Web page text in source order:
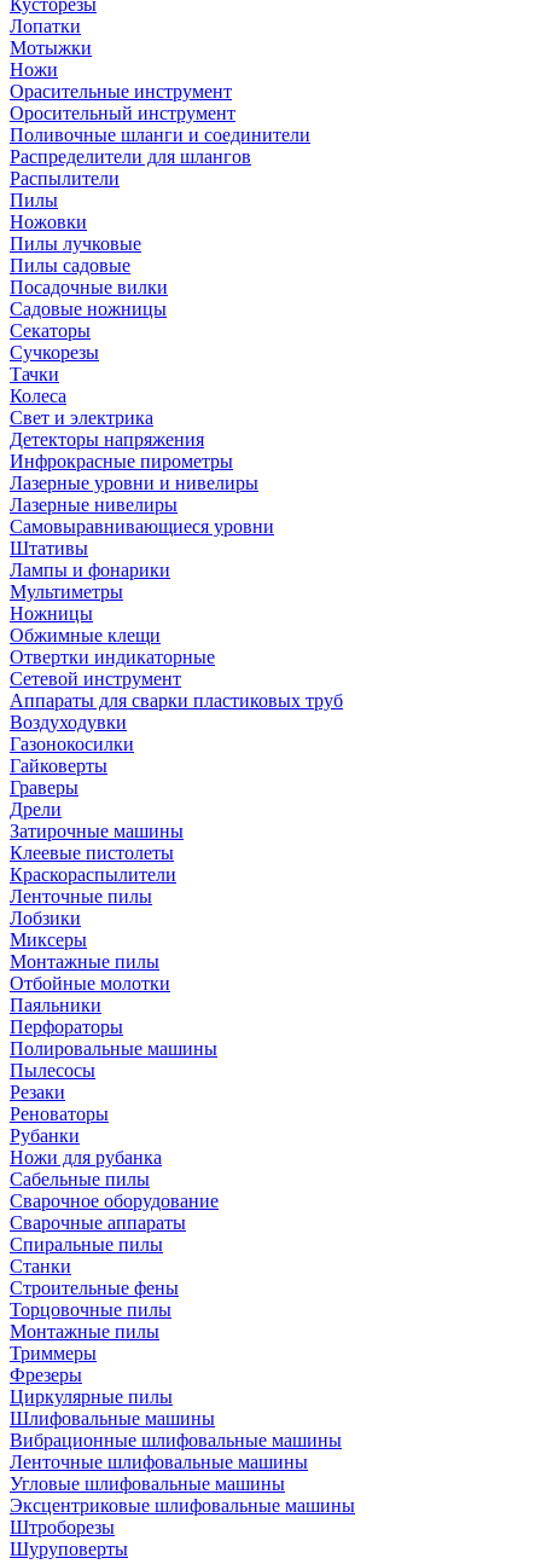
Кусторезы
Лопатки
Мотыжки
Ножи
Орасительные инструмент
Оросительный инструмент
Поливочные шланги и соединители
Распределители для шлангов
Распылители
Пилы
Ножовки
Пилы лучковые
Пилы садовые
Посадочные вилки
Садовые ножницы
Секаторы
Сучкорезы
Тачки
Колеса
Свет и электрика
Детекторы напряжения
Инфрокрасные пирометры
Лазерные уровни и нивелиры
Лазерные нивелиры
Самовыравнивающиеся уровни
Штативы
Лампы и фонарики
Мультиметры
Ножницы
Обжимные клещи
Отвертки индикаторные
Сетевой инструмент
Аппараты для сварки пластиковых труб
Воздуходувки
Газонокосилки
Гайковерты
Граверы
Дрели
Затирочные машины
Клеевые пистолеты
Краскораспылители
Ленточные пилы
Лобзики
Миксеры
Монтажные пилы
Отбойные молотки
Паяльники
Перфораторы
Полировальные машины
Пылесосы
Резаки
Реноваторы
Рубанки
Ножи для рубанка
Сабельные пилы
Сварочное оборудование
Сварочные аппараты
Спиральные пилы
Станки
Строительные фены
Торцовочные пилы
Монтажные пилы
Триммеры
Фрезеры
Циркулярные пилы
Шлифовальные машины
Вибрационные шлифовальные машины
Ленточные шлифовальные машины
Угловые шлифовальные машины
Эксцентриковые шлифовальные машины
Штроборезы
Шуруповерты